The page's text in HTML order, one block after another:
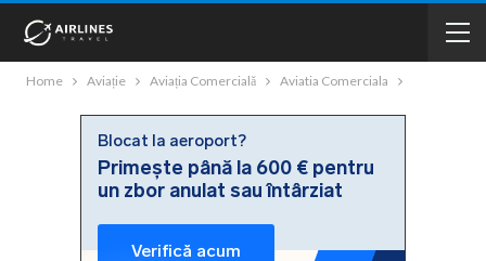
Home Aviație Aviația Comercială Aviatia Comerciala